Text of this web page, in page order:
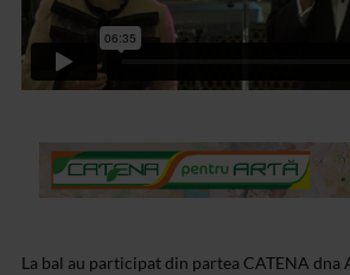
La bal au participat din partea CATENA dna